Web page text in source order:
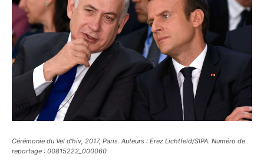
Cérémonie du Vel d'hiv, 2017, Paris. Auteurs : Erez Lichtfeld/SIPA. Numéro de
reportage : 00815222_000060